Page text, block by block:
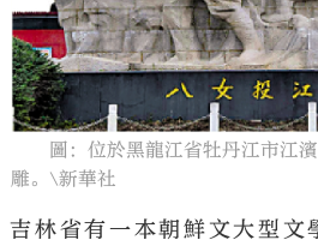
大公文匯
圖：位於黑龍江省牡丹江市江濱
雕。\新華社
吉林省有一本朝鮮文大型文